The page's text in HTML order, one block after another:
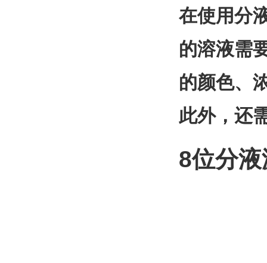
在使用分
的溶液需
的颜色、
此外，还
8位分